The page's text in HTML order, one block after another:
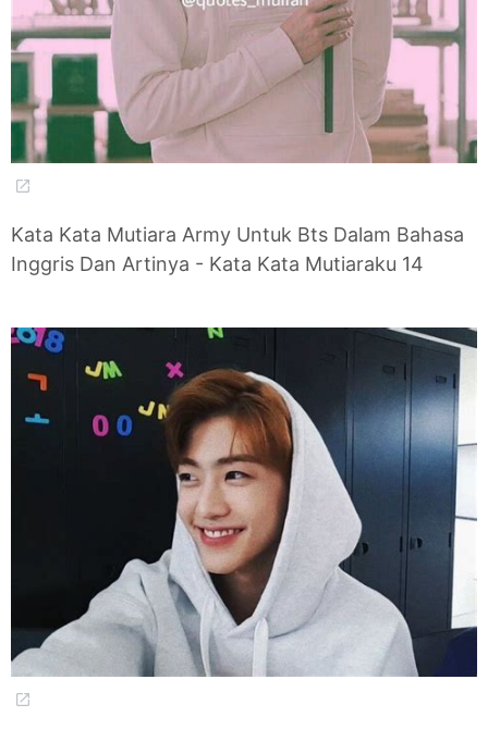
Kata Kata Mutiara Army Untuk Bts Dalam Bahasa
Inggris Dan Artinya - Kata Kata Mutiaraku 14